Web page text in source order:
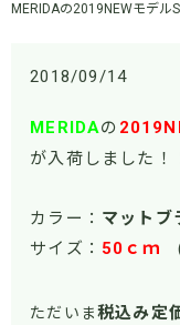
MERIDAの2019NEWモデル
2018/09/14
MERIDAの
が入荷しました！
カラー： マットブ
サイズ： 50ｃｍ (
ただいま税込み定